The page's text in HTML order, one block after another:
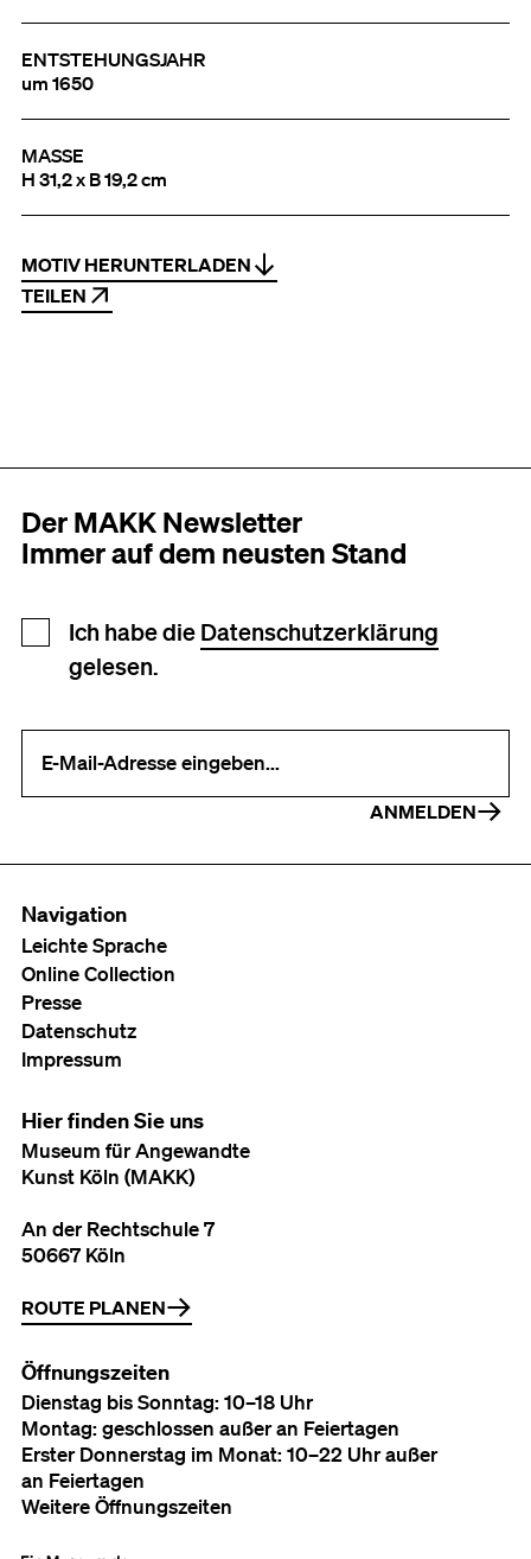
ENTSTEHUNGSJAHR
um 1650
MASSE
H 31,2 x B 19,2 cm
MOTIV HERUNTERLADEN
TEILEN
Der MAKK Newsletter
Immer auf dem neusten Stand
Newsletter Anmeldung
Ich habe die Datenschutzerklärung
gelesen.
ANMELDEN
Navigation
Leichte Sprache
Online Collection
Presse
Datenschutz
Impressum
Hier finden Sie uns
Museum für Angewandte
Kunst Köln (MAKK)
An der Rechtschule 7
50667 Köln
ROUTE PLANEN
Öffnungszeiten
Dienstag bis Sonntag: 10–18 Uhr
Montag: geschlossen außer an Feiertagen
Erster Donnerstag im Monat: 10–22 Uhr außer
an Feiertagen
Weitere Öffnungszeiten